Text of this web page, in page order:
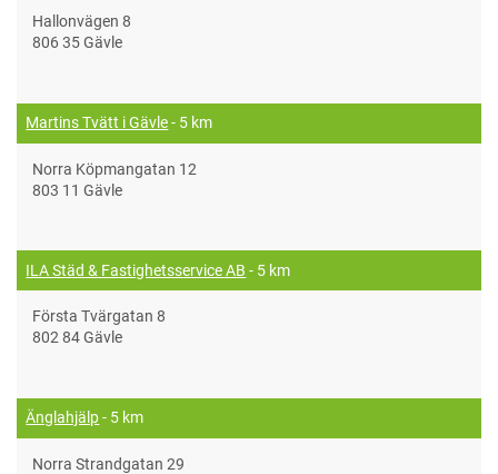
Hallonvägen 8
806 35 Gävle
Martins Tvätt i Gävle- 5 km
Norra Köpmangatan 12
803 11 Gävle
ILA Städ & Fastighetsservice AB - 5 km
Första Tvärgatan 8
802 84 Gävle
Änglahjälp- 5 km
Norra Strandgatan 29